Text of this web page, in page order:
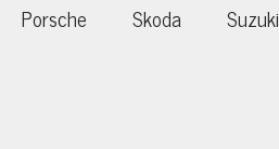
Porsche Skoda Suzuki